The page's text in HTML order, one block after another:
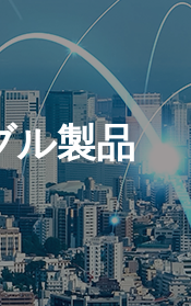
ル製品